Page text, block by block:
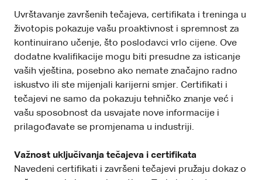
Uvrštavanje završenih tečajeva, certifikata i treninga u
životopis pokazuje vašu proaktivnost i spremnost za
kontinuirano učenje, što poslodavci vrlo cijene. Ove
dodatne kvalifikacije mogu biti presudne za isticanje
vaših vještina, posebno ako nemate značajno radno
iskustvo ili ste mijenjali karijerni smjer. Certifikati i
tečajevi ne samo da pokazuju tehničko znanje već i
vašu sposobnost da usvajate nove informacije i
prilagođavate se promjenama u industriji.
Važnost uključivanja tečajeva i certifikata
Navedeni certifikati i završeni tečajevi pružaju dokaz o